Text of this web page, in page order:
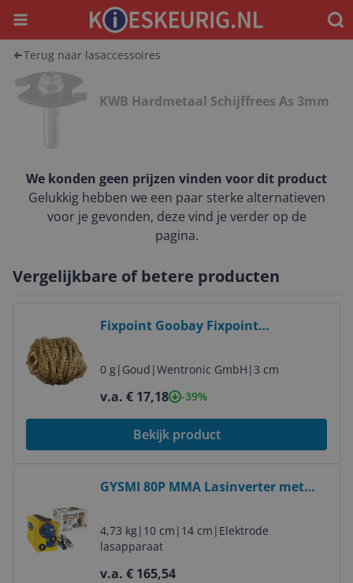
Menu
Terug naar lasaccessoires
KWB Hardmetaal Schijffrees As 3mm
We konden geen prijzen vinden voor dit product
Gelukkig hebben we een paar sterke alternatieven
voor je gevonden, deze vind je verder op de
pagina.
Vergelijkbare of betere producten
Fixpoint Goobay Fixpoint
4040849723605
0 g| Goud |Wentronic GmbH | 3 cm
v.a. € 17,18 -39%
Bekijk product
GYSMI 80P MMA Lasinverter met
4,73 kg| 10 cm | 14 cm | Elektrode
lasapparaat
v.a. € 165,54